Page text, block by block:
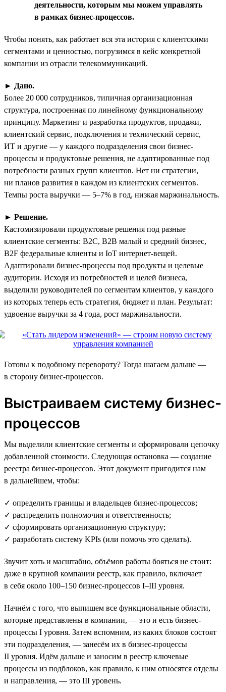
деятельности, которым мы можем управлять
в рамках бизнес-процессов.
Чтобы понять, как работает вся эта история с клиентскими
сегментами и ценностью, погрузимся в кейс конкретной
компании из отрасли телекоммуникаций.
► Дано.
Более 20 000 сотрудников, типичная организационная
структура, построенная по линейному функциональному
принципу. Маркетинг и разработка продуктов, продажи,
клиентский сервис, подключения и технический сервис,
ИТ и другие — у каждого подразделения свои бизнес-
процессы и продуктовые решения, не адаптированные под
потребности разных групп клиентов. Нет ни стратегии,
ни планов развития в каждом из клиентских сегментов.
Темпы роста выручки — 5–7% в год, низкая маржинальность.
► Решение.
Кастомизировали продуктовые решения под разные
клиентские сегменты: В2С, В2В малый и средний бизнес,
B2F федеральные клиенты и IoT интернет-вещей.
Адаптировали бизнес-процессы под продукты и целевые
аудитории. Исходя из потребностей и целей бизнеса,
выделили руководителей по сегментам клиентов, у каждого
из которых теперь есть стратегия, бюджет и план. Результат:
удвоение выручки за 4 года, рост маржинальности.
Готовы к подобному перевороту? Тогда шагаем дальше —
в сторону бизнес-процессов.
Выстраиваем систему бизнес-
процессов
Мы выделили клиентские сегменты и сформировали цепочку
добавленной стоимости. Следующая остановка — создание
реестра бизнес-процессов. Этот документ пригодится нам
в дальнейшем, чтобы:
✓ определить границы и владельцев бизнес-процессов;
✓ распределить полномочия и ответственность;
✓ сформировать организационную структуру;
✓ разработать систему KPIs (или помочь это сделать).
Звучит хоть и масштабно, объёмов работы бояться не стоит:
даже в крупной компании реестр, как правило, включает
в себя около 100–150 бизнес-процессов I–III уровня.
Начнём с того, что выпишем все функциональные области,
которые представлены в компании, — это и есть бизнес-
процессы I уровня. Затем вспомним, из каких блоков состоят
эти подразделения, — занесём их в бизнес-процессы
II уровня. Идём дальше и заносим в реестр ключевые
процессы из подблоков, как правило, к ним относятся отделы
и направления, — это III уровень.